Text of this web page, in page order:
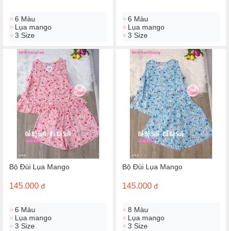
6 Màu
Lụa mango
3 Size
6 Màu
Lụa mango
3 Size
Bộ Đùi Lụa Mango
145.000 đ
6 Màu
Lụa mango
3 Size
Bộ Đùi Lụa Mango
145.000 đ
8 Màu
Lụa mango
3 Size